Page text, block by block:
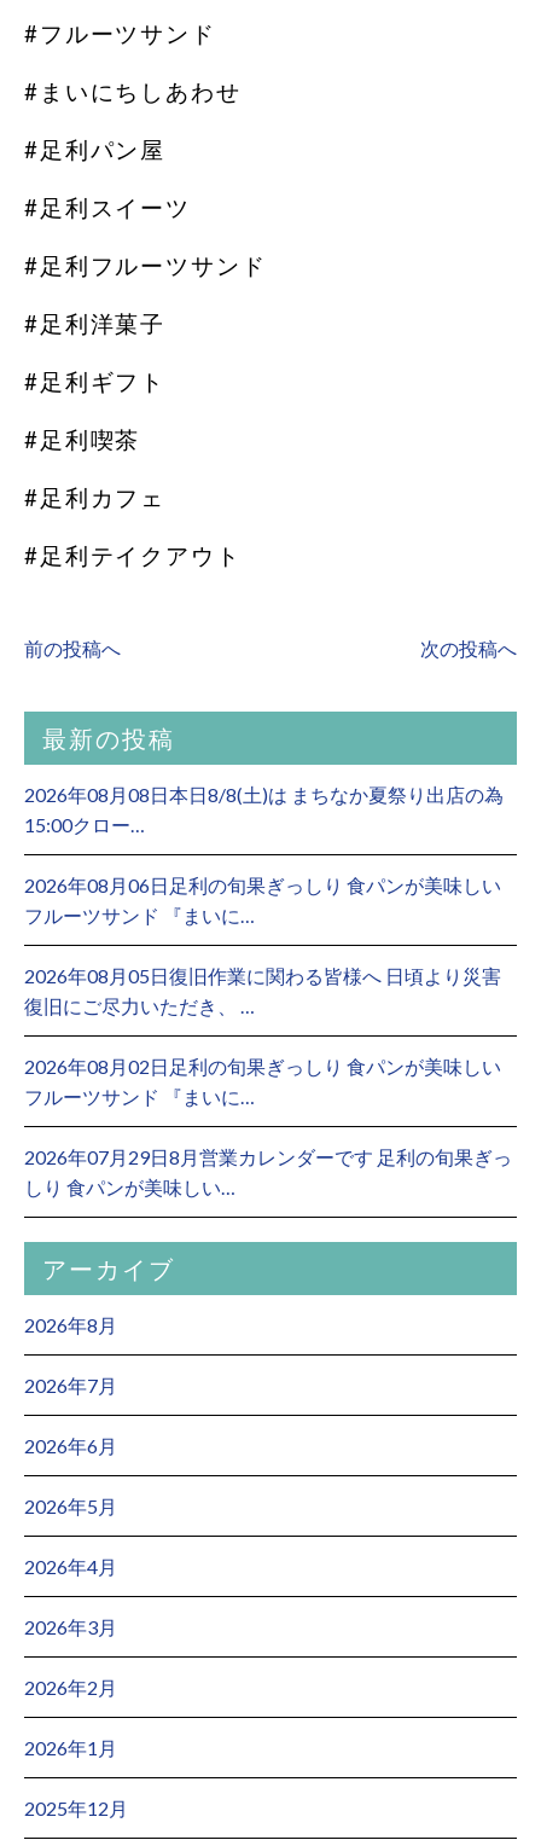
#フルーツサンド
#まいにちしあわせ
#足利パン屋
#足利スイーツ
#足利フルーツサンド
#足利洋菓子
#足利ギフト
#足利喫茶
#足利カフェ
#足利テイクアウト
前の投稿へ 次の投稿へ
最新の投稿
2026年08月08日本日8/8(土)は まちなか夏祭り出店の為
15:00クロー…
2026年08月06日足利の旬果ぎっしり 食パンが美味しい
フルーツサンド 『まいに…
2026年08月05日復旧作業に関わる皆様へ 日頃より災害
復旧にご尽力いただき、 …
2026年08月02日足利の旬果ぎっしり 食パンが美味しい
フルーツサンド 『まいに…
2026年07月29日8月営業カレンダーです 足利の旬果ぎっ
しり 食パンが美味しい…
アーカイブ
2026年8月
2026年7月
2026年6月
2026年5月
2026年4月
2026年3月
2026年2月
2026年1月
2025年12月